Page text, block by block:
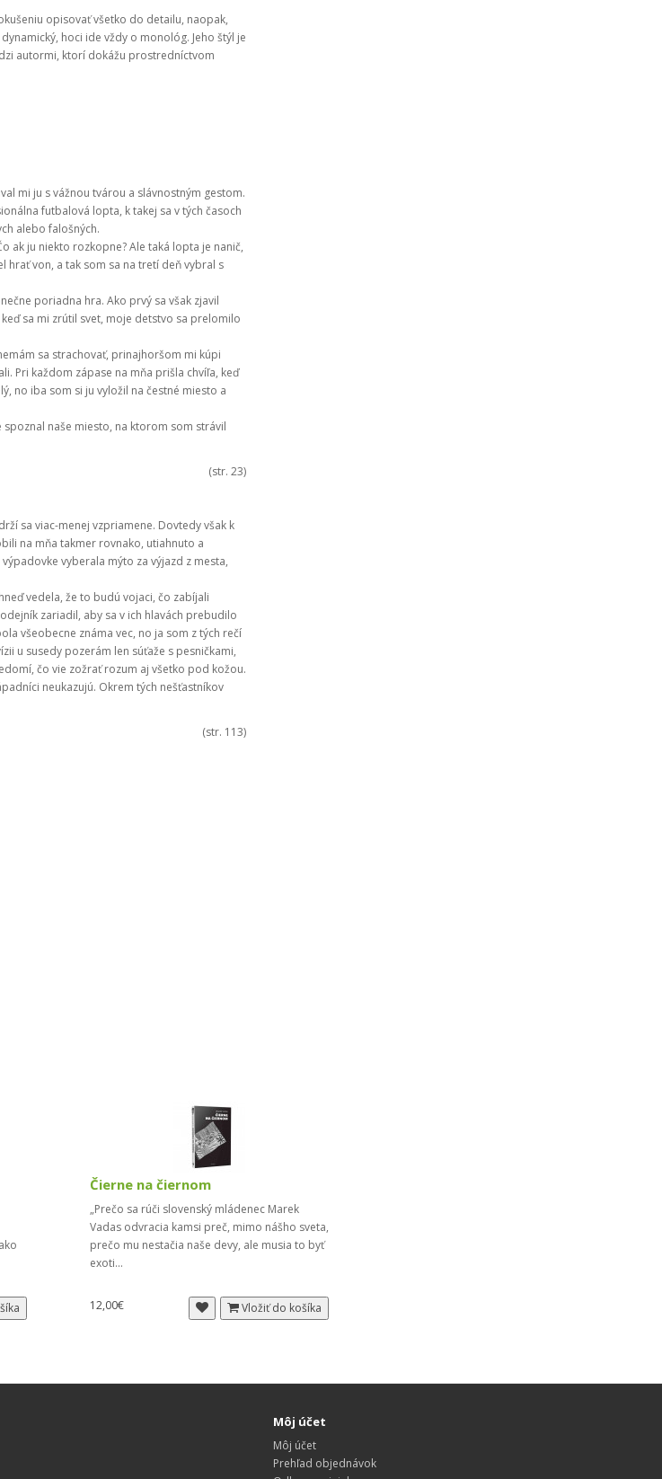
opisovať všetko do detailu, naopak,
hoci ide vždy o monológ. Jeho štýl je
autormi, ktorí dokážu prostredníctvom
mi ju s vážnou tvárou a slávnostným gestom.
futbalová lopta, k takej sa v tých časoch
alebo falošných.
ak ju niekto rozkopne? Ale taká lopta je nanič,
von, a tak som sa na tretí deň vybral s
poriadna hra. Ako prvý sa však zjavil
sa mi zrútil svet, moje detstvo sa prelomilo
sa strachovať, prinajhoršom mi kúpi
Pri každom zápase na mňa prišla chvíľa, keď
no iba som si ju vyložil na čestné miesto a
naše miesto, na ktorom som strávil
(str. 23)
sa viac-menej vzpriamene. Dovtedy však k
na mňa takmer rovnako, utiahnuto a
vyberala mýto za výjazd z mesta,
vedela, že to budú vojaci, čo zabíjali
zariadil, aby sa v ich hlavách prebudilo
všeobecne známa vec, no ja som z tých rečí
u susedy pozerám len súťaže s pesničkami,
čo vie zožrať rozum aj všetko pod kožou.
neukazujú. Okrem tých nešťastníkov
(str. 113)
Čierne na čiernom
„Prečo sa rúči slovenský mládenec Marek
Vadas odvracia kamsi preč, mimo nášho sveta,
prečo mu nestačia naše devy, ale musia to byť
exoti...
12,00€ Vložiť do košíka
Môj účet
Môj účet
Prehľad objednávok